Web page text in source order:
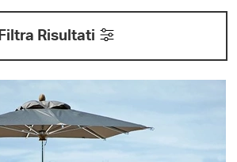
Filtra Risultati